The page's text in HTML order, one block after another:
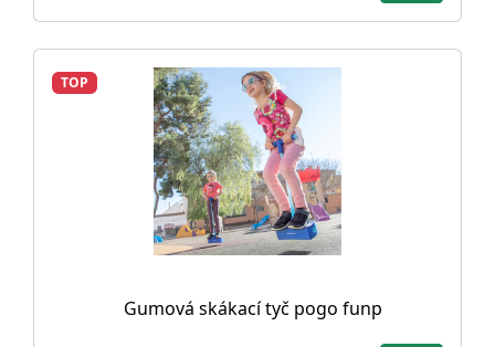
TOP
Gumová skákací tyč pogo funp